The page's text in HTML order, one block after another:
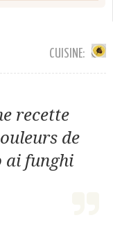
CUISINE:
recette
de
ai funghi